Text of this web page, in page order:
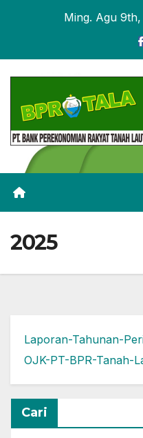
Ming. Agu
2025
Laporan-Tahunan-
OJK-PT-BPR-Tanah-
Cari